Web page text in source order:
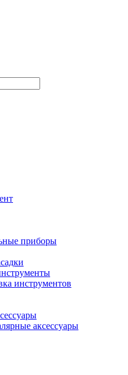
приборы
инструментов
аксессуары